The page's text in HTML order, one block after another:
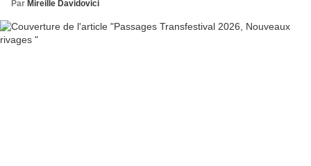
Par Mireille Davidovici